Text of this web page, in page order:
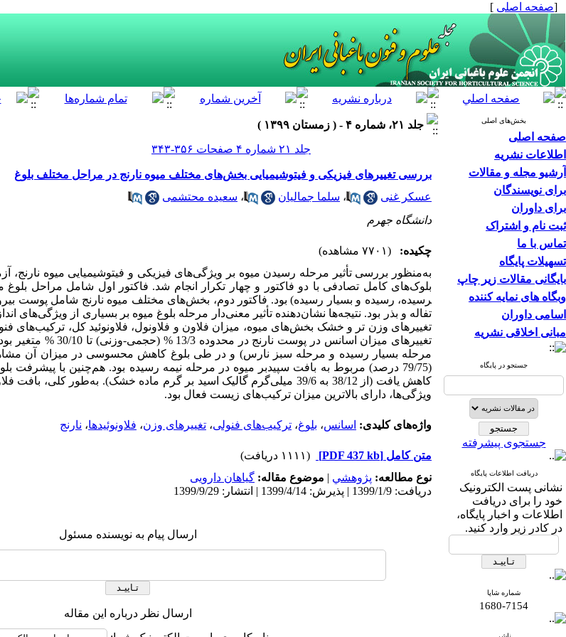
[صفحه اصلی ]
بخش‌های اصلی
صفحه اصلی
اطلاعات نشریه
آرشیو مجله و مقالات
برای نویسندگان
برای داوران
ثبت نام و اشتراک
تماس با ما
تسهیلات پایگاه
بایگانی مقالات زیر چاپ
وبگاه های نمایه کننده
اسامی داوران
مبانی اخلاقی نشریه
جستجو در پایگاه
جستجوی پیشرفته
دریافت اطلاعات پایگاه
نشانی پست الکترونیک
خود را برای دریافت
اطلاعات و اخبار پایگاه،
در کادر زیر وارد کنید.
شماره شاپا
1680-7154
جلد ۲۱، شماره ۴ - ( زمستان ۱۳۹۹ )
جلد ۲۱ شماره ۴ صفحات ۳۵۶-۳۴۳
بررسی تغییرهای فیزیکی و فیتوشیمیایی بخش‌‌های مختلف میوه نارنج در مراحل مختلف بلوغ
عسکر غنی
، سلما جمالیان ، سعیده محتشمی
دانشگاه جهرم
چکیده:
(۷۷۰۱ مشاهده)
به‌منظور بررسی تأثیر مرحله رسیدن میوه بر ویژگی‌‌های فیزیکی و فیتوشیمیایی میوه نارنج،
رسیده، رسیده و بسیار رسیده) بود. فاکتور دوم، بخش‌‌های مختلف میوه نارنج شامل پوست
تفاله و بذر بود. نتیجه‌ها نشان‌‌دهنده تأثیر معنی‌‌دار مرحله بلوغ میوه بر بسیاری از ویژگی‌های
تغییرهای وزن تر و خشک بخش‌‌های میوه، میزان فلاون و فلاونول، فلاونوئید کل، ترکیب‌های
تغییرهای میزان اسانس در
مرحله بسیار رسیده و مرحله سبز نارس) و در طی بلوغ کاهش محسوسی در میزان آن
(79/75 درصد) مربوط به بافت سپیدبر میوه در مرحله نیمه­ رسیده بود. هم‌چنین
با پیشرفت
کاهش یافت (از 38/12 به 39/6
میلی‌‌گرم گالیک اسید بر گرم ماده خشک). به‌طور کلی، بافت
ویژگی‌ها، دارای بالاترین میزان ترکیب‌های زیست فعال بود.
واژه‌های کلیدی: اسانس، بلوغ، ترکیب‌های فنولی، تغییرهای وزن، فلاونوئیدها، نارنج
متن کامل [PDF 437 kb]
(۱۱۱۱ دریافت)
نوع مطالعه: پژوهشي | موضوع مقاله: گیاهان دارویی
دریافت: 1399/1/9 | پذیرش: 1399/4/14 | انتشار: 1399/9/29
ارسال پیام به نویسنده مسئول
ارسال نظر درباره این مقاله